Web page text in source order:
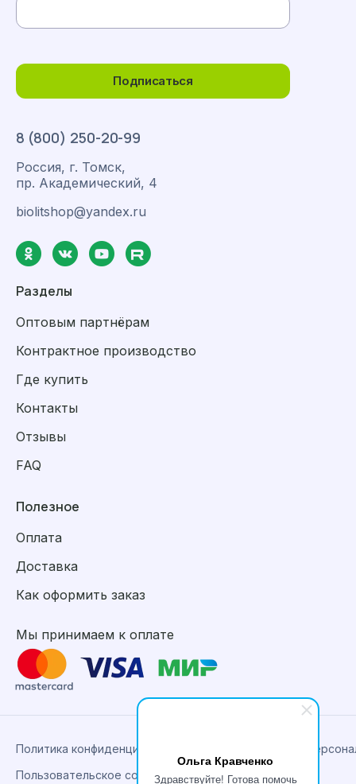
Ольга Кравченко
Здравствуйте! Готова помочь
8 (800) 250-20-99
Россия, г. Томск,
пр. Академический, 4
biolitshop@yandex.ru
Разделы
Оптовым партнёрам
Контрактное производство
Где купить
Контакты
Отзывы
FAQ
Полезное
Оплата
Доставка
Как оформить заказ
Мы принимаем к оплате
Подписаться
Политика конфиденциальности, сбора и обработки
Пользовательское соглашение